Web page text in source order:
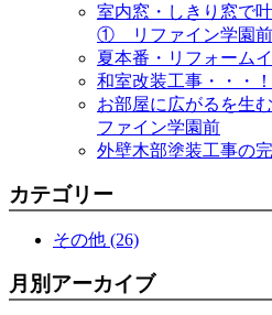
室内窓・しきり窓で
① リファイン学園前
夏本番・リフォーム
和室改装工事・・・！
お部屋に広がるを生
ファイン学園前
外壁木部塗装工事の完
カテゴリー
その他 (26)
月別アーカイブ